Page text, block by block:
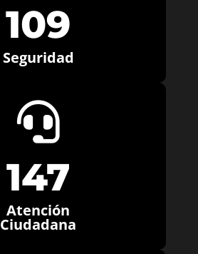
109
Seguridad

147
Atención
Ciudadana